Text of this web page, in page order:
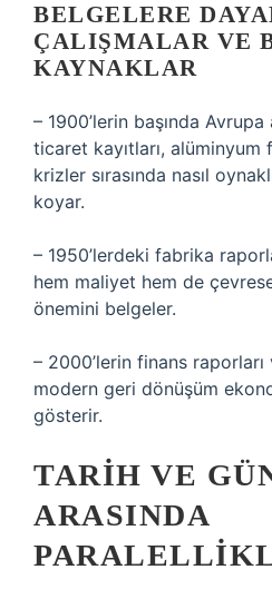
BELGELERE
ÇALIŞMALAR VE
KAYNAKLAR
– 1900’lerin başında
ticaret kayıtları, alüminyum
krizler sırasında nasıl
koyar.
– 1950’lerdeki fabrika
hem maliyet hem de
önemini belgeler.
– 2000’lerin finans
modern geri dönüşüm
gösterir.
TARIH VE
ARASINDA